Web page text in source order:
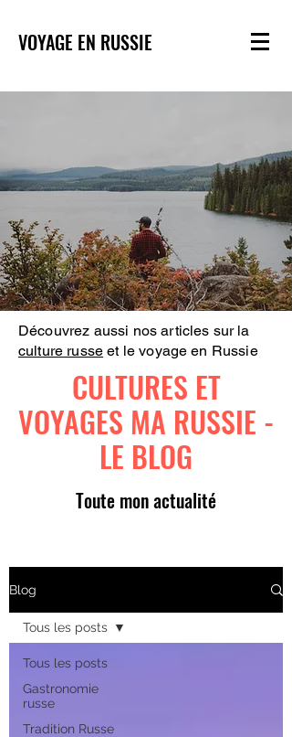
VOYAGE EN RUSSIE
Découvrez aussi nos articles sur la
culture russe et le voyage en Russie
CULTURES ET
VOYAGES MA RUSSIE -
LE BLOG
Toute mon actualité
Blog
Tous les posts
Gastronomie
russe
Tradition Russe
Tous les posts